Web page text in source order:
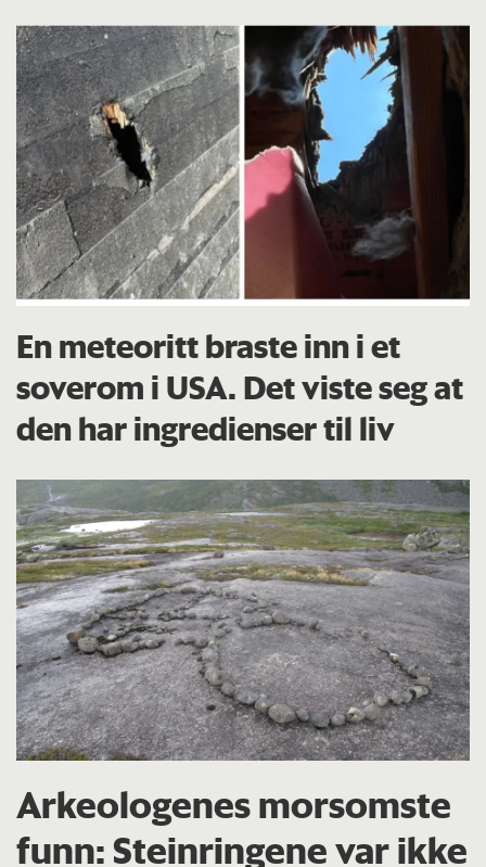
En meteoritt braste inn i et
soverom i USA. Det viste seg at
den har ingredienser til liv
Arkeologenes morsomste
funn: Steinringene var ikke